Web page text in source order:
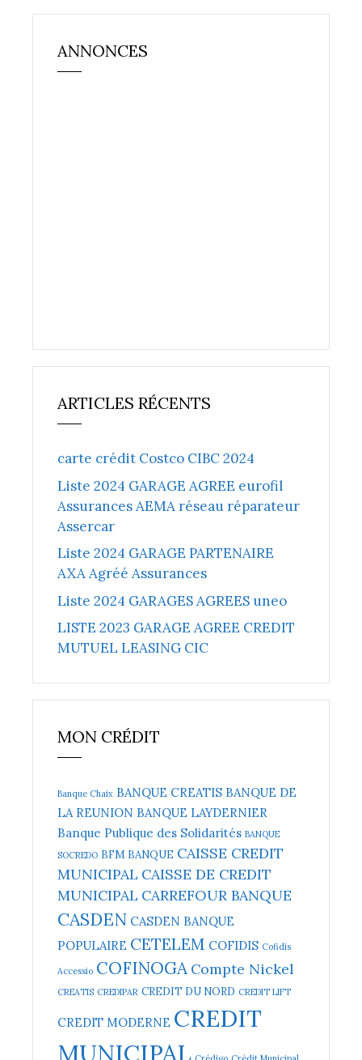
ANNONCES
ARTICLES RÉCENTS
carte crédit Costco CIBC 2024
Liste 2024 GARAGE AGREE eurofil
Assurances AEMA réseau réparateur
Assercar
Liste 2024 GARAGE PARTENAIRE
AXA Agréé Assurances
Liste 2024 GARAGES AGREES uneo
LISTE 2023 GARAGE AGREE CREDIT
MUTUEL LEASING CIC
MON CRÉDIT
Banque Chaix BANQUE CREATIS BANQUE DE
LA REUNION BANQUE LAYDERNIER
Banque Publique des Solidarités BANQUE
SOCREDO BFM BANQUE CAISSE CREDIT
MUNICIPAL CAISSE DE CREDIT
MUNICIPAL CARREFOUR BANQUE
CASDEN CASDEN BANQUE
POPULAIRE CETELEM COFIDIS Cofidis
Accessio COFINOGA Compte Nickel
CREATIS CREDIPAR CREDIT DU NORD CREDIT LIFT
CREDIT MODERNE CREDIT
MUNICIPAL